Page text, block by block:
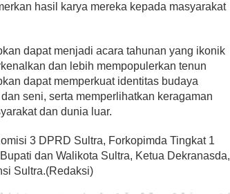
hasil karya mereka kepada masyarakat
dapat menjadi acara tahunan yang ikonik
dan lebih mempopulerkan tenun
dapat memperkuat identitas budaya
seni, serta memperlihatkan keragaman
dan dunia luar.
3 DPRD Sultra, Forkopimda Tingkat 1
dan Walikota Sultra, Ketua Dekranasda,
Sultra.(Redaksi)